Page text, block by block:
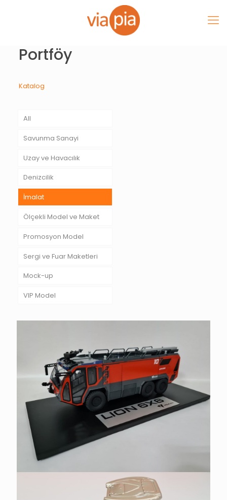
Portföy
Katalog
All
Savunma Sanayi
Uzay ve Havacılık
Denizcilik
İmalat
Ölçekli Model ve Maket
Promosyon Model
Sergi ve Fuar Maketleri
Mock-up
VIP Model